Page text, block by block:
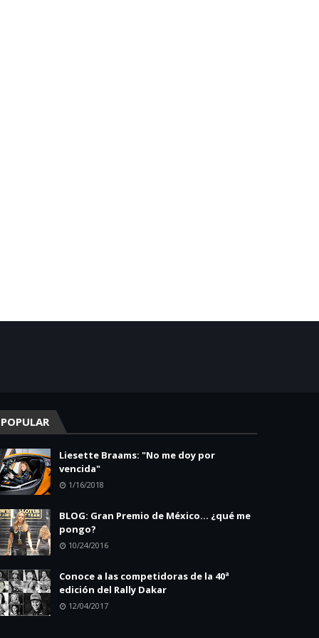
POPULAR
Liesette Braams: "No me doy por
vencida"
1/16/2018
BLOG: Gran Premio de México... ¿qué me
pongo?
10/24/2016
Conoce a las competidoras de la 40ª
edición del Rally Dakar
12/04/2017